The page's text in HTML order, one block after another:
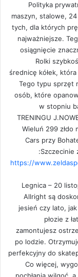
Polityka
maszyn, stalowe,
tych, dla których
najważniejsze.
osiągnięcie
Rolki
średnicę kółek,
Tego typu sprzęt
osób, które
w stopniu
TRENINGU
Wieluń 299 złdo
Cars przy
Szczecinie
https://
Legnica – 20
Allright są
jesień czy lato,
płozie z
zamontujesz
po lodzie.
perfekcyjny do
Co więcej,